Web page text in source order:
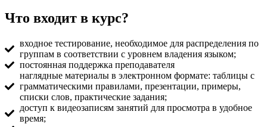
Что входит в курс?
входное тестирование, необходимое для распределения по
группам в соответствии с уровнем владения языком;
постоянная поддержка преподавателя
наглядные материалы в электронном формате: таблицы с
грамматическими правилами, презентации, примеры,
списки слов, практические задания;
доступ к видеозаписям занятий для просмотра в удобное
время;